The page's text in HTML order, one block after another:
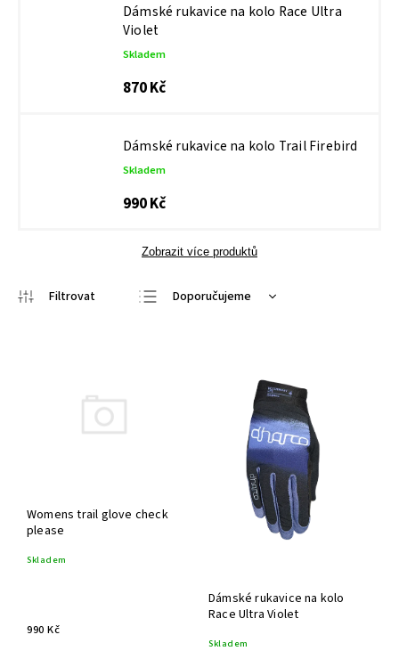
Dámské rukavice na kolo Race Ultra
Violet
Skladem
870 Kč
Dámské rukavice na kolo Trail Firebird
Skladem
990 Kč
Zobrazit více produktů
Doporučujeme
Nejprodávanější
Womens trail glove check
please
Skladem
990 Kč
Dámské rukavice na kolo
Race Ultra Violet
Skladem